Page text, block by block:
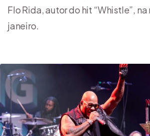
Flo Rida, autor do hit “Whistle”, na
janeiro.